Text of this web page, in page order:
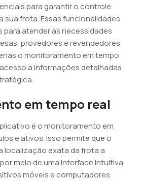
para garantir o controle
sua frota. Essas funcionalidades
para atender às necessidades
provedores e revendedores
o monitoramento em tempo
a informações detalhadas
em tempo real
é o monitoramento em
e ativos. Isso permite que o
localização exata da frota a
meio de uma interface intuitiva
móveis e computadores.